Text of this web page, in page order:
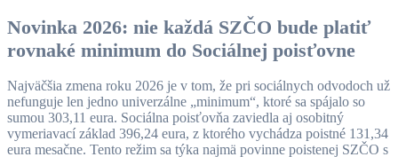
Novinka 2026: nie každá SZČO bude platiť
rovnaké minimum do Sociálnej poisťovne
Najväčšia zmena roku 2026 je v tom, že pri sociálnych odvodoch už
nefunguje len jedno univerzálne „minimum“, ktoré sa spájalo so
sumou 303,11 eura. Sociálna poisťovňa zaviedla aj osobitný
vymeriavací základ 396,24 eura, z ktorého vychádza poistné 131,34
eura mesačne. Tento režim sa týka najmä povinne poistenej SZČO s